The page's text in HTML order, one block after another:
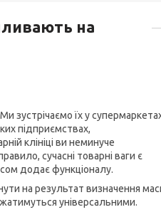
на
зустрічаємо їх у
підприємствах,
клініці ви неминуче
сучасні товарні ваги є
додає функціоналу.
на результат визначення
універсальними.